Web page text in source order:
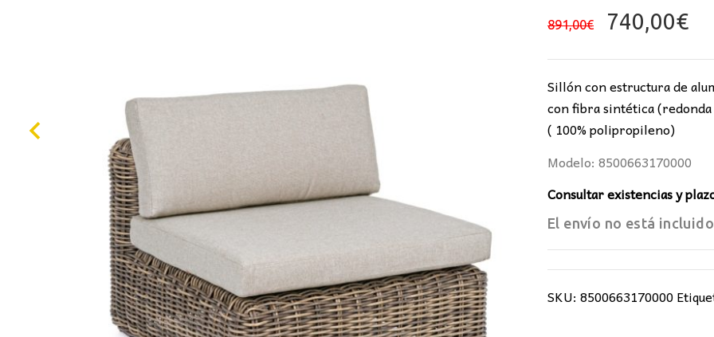
891,00€
El
original
era:
891,00€.
740,00€El
Sillón con estructura de
con fibra sintética
( 100% polipropileno)
Modelo: 8500663170000
Consultar existencias y
El envío no está
SKU: 8500663170000